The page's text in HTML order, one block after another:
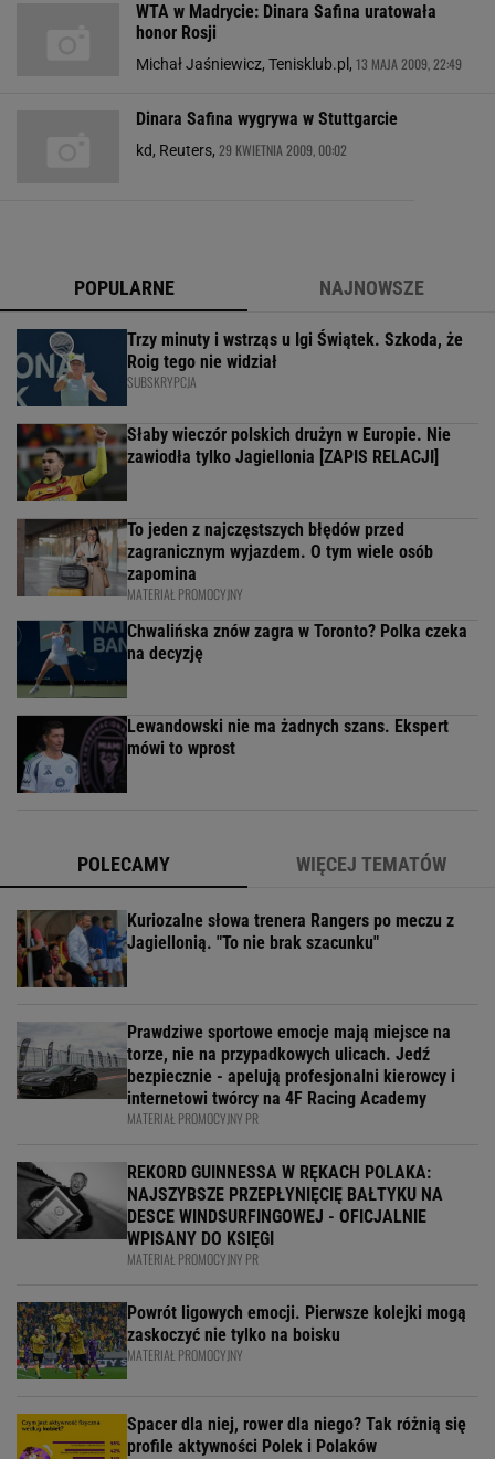
WTA w Madrycie: Dinara Safina uratowała
honor Rosji
Michał Jaśniewicz, Tenisklub.pl, 13 MAJA 2009, 22:49
Dinara Safina wygrywa w Stuttgarcie
kd, Reuters, 29 KWIETNIA 2009, 00:02
POPULARNE NAJNOWSZE
Trzy minuty i wstrząs u Igi Świątek. Szkoda, że
Roig tego nie widział
SUBSKRYPCJA
Słaby wieczór polskich drużyn w Europie. Nie
zawiodła tylko Jagiellonia [ZAPIS RELACJI]
To jeden z najczęstszych błędów przed
zagranicznym wyjazdem. O tym wiele osób
zapomina
MATERIAŁ PROMOCYJNY
Chwalińska znów zagra w Toronto? Polka czeka
na decyzję
Lewandowski nie ma żadnych szans. Ekspert
mówi to wprost
POLECAMY WIĘCEJ TEMATÓW
Kuriozalne słowa trenera Rangers po meczu z
Jagiellonią. "To nie brak szacunku"
Prawdziwe sportowe emocje mają miejsce na
torze, nie na przypadkowych ulicach. Jedź
bezpiecznie - apelują profesjonalni kierowcy i
internetowi twórcy na 4F Racing Academy
MATERIAŁ PROMOCYJNY PR
REKORD GUINNESSA W RĘKACH POLAKA:
NAJSZYBSZE PRZEPŁYNIĘCIĘ BAŁTYKU NA
DESCE WINDSURFINGOWEJ - OFICJALNIE
WPISANY DO KSIĘGI
MATERIAŁ PROMOCYJNY PR
Powrót ligowych emocji. Pierwsze kolejki mogą
zaskoczyć nie tylko na boisku
MATERIAŁ PROMOCYJNY
Spacer dla niej, rower dla niego? Tak różnią się
profile aktywności Polek i Polaków